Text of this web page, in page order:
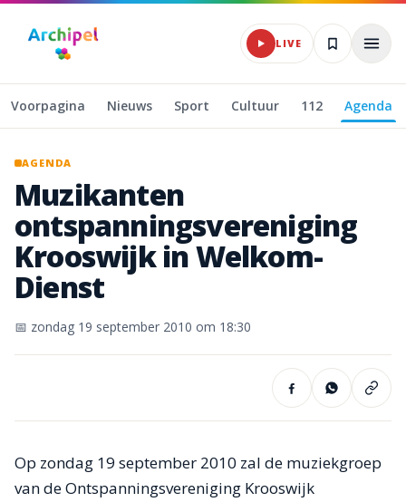
Naar hoofdinhoud
LIVE
Voorpagina Nieuws Sport Cultuur 112 Agenda
AGENDA
Muzikanten
ontspanningsvereniging
Krooswijk inWelkom-
Dienst
📅 zondag 19 september 2010 om 18:30
Op zondag 19 september 2010 zal de muziekgroep
van de Ontspanningsvereniging Krooswijk